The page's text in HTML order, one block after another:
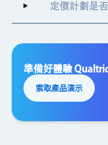
定價計劃是
準備好體驗
索取產品演示